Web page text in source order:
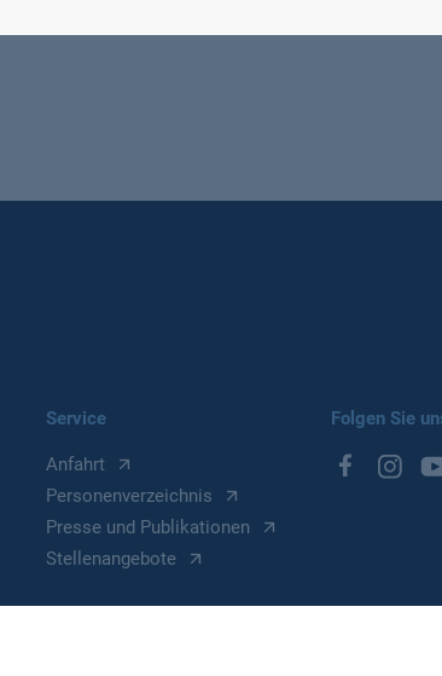
Service
Anfahrt
Personenverzeichnis
Presse und Publikationen
Stellenangebote
Folgen Sie